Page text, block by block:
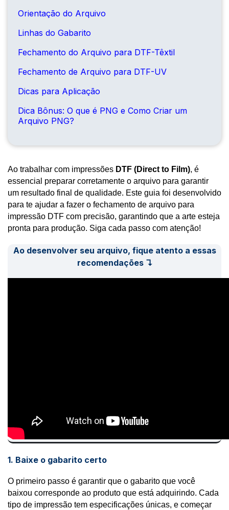
Orientação do Arquivo
Linhas do Gabarito
Fechamento do Arquivo para DTF-Têxtil
Fechamento de Arquivo para DTF-UV
Dicas para Aplicação
Dica Bônus: O que é PNG e Como Criar um
Arquivo PNG?
Ao trabalhar com impressões DTF (Direct to Film), é
essencial preparar corretamente o arquivo para garantir
um resultado final de qualidade. Este guia foi desenvolvido
para te ajudar a fazer o fechamento de arquivo para
impressão DTF com precisão, garantindo que a arte esteja
pronta para produção. Siga cada passo com atenção!
Ao desenvolver seu arquivo, fique atento a essas
recomendações ↴
1. Baixe o gabarito certo
O primeiro passo é garantir que o gabarito que você
baixou corresponde ao produto que está adquirindo. Cada
tipo de impressão tem especificações únicas, e começar